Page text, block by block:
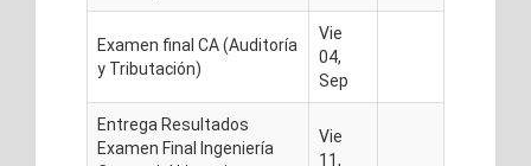
Examen final CA (Auditoría
y Tributación)
Vie
04,
Sep
Entrega Resultados
Examen Final Ingeniería
Vie
11,